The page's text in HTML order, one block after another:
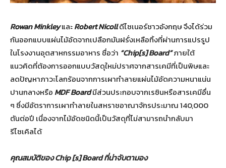
Rowan MinkleyและRobert Nicollดีไซเนอร์ชาวอังกฤษ จึงได้ร่วม
กันออกแบบแผ่นไม้อัดจากเปลือกมันฝรั่งเหลือทิ้งที่ผ่านการแปรรูป
ในโรงงานอุตสาหกรรมอาหาร ชื่อว่า “Chip[s] Board”ภายใต้
แนวคิดที่ต้องการออกแบบวัสดุใหม่ปราศจากสารเคมีที่เป็นพิษและ
ลดปัญหาภาวะโลกร้อนจากการเผาทำลายแผ่นไม้อัดความหนาแน่น
ปานกลางหรือ MDF Boardมีส่วนประกอบจากเรซินหรือสารเคมีอื่น
ๆ ซึ่งมีอัตราการเผาทำลายในสหราชอาณาจักรประมาณ 140,000
ตันต่อปี เนื่องจากไม้อัดชนิดนี้เป็นวัสดุที่ไม่สามารถนำกลับมา
รีไซเคิลได้
คุณสมบัติของChip [s] Board ที่น่าจับตามอง